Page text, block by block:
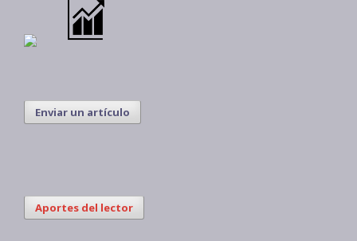
Enviar un artículo
Aportes del lector